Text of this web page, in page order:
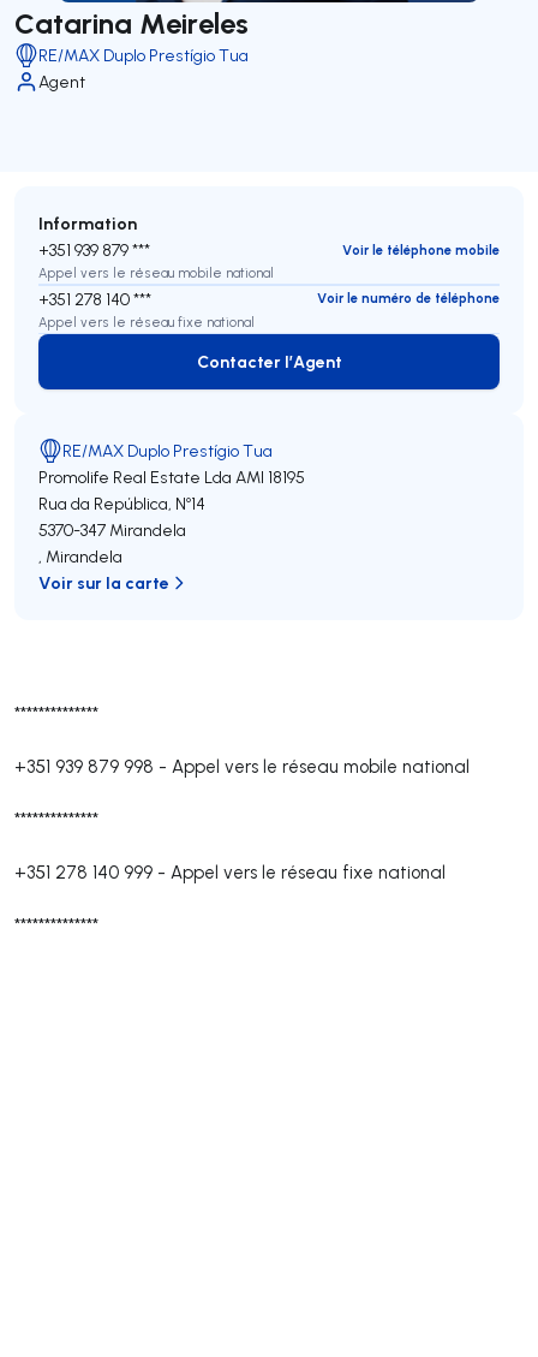
Catarina Meireles
RE/MAX Duplo Prestígio Tua
Agent
**************
+351 939 879 998 - Appel vers le réseau mobile national
**************
+351 278 140 999 - Appel vers le réseau fixe national
**************
Information
+351 939 879 ***
Voir le téléphone mobile
Appel vers le réseau mobile national
+351 278 140 ***
Voir le numéro de téléphone
Appel vers le réseau fixe national
Contacter l’Agent
Contacter l’Agent
RE/MAX Duplo Prestígio Tua
Promolife Real Estate Lda AMI 18195
Rua da República, Nº14
5370-347 Mirandela
, Mirandela
Voir sur la carte